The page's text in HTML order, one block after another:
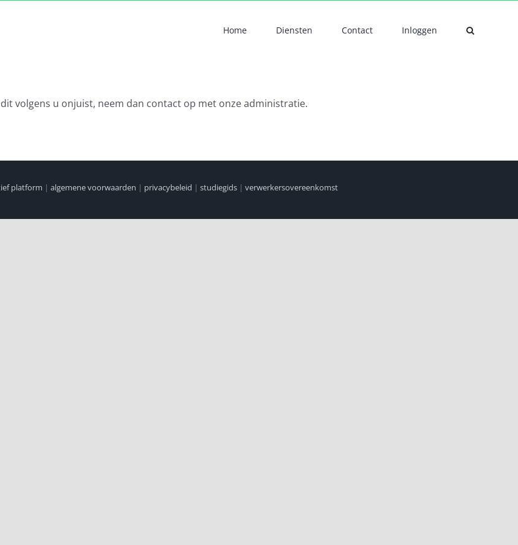
Home Diensten Contact Inloggen
volgens u onjuist, neem dan contact op met onze administratie.
platform | algemene voorwaarden | privacybeleid | studiegids| verwerkersovereenkomst